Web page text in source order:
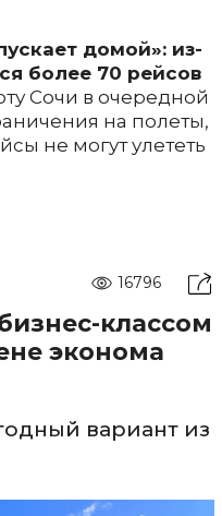
домой»: из-
более 70 рейсов
Сочи в очередной
на полеты,
не могут улететь
16796
классом
эконома
вариант из